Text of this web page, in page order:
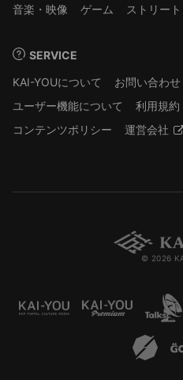
音楽・映像
ゲーム ストリート
SERVICE
KAI-YOUについて
お問い合わせ
ユーザー機能について
利用規約
コンテンツポリシー
運営会社
© 2026